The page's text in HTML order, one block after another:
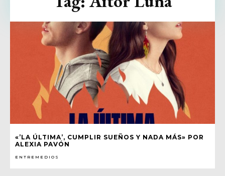
«’LA ÚLTIMA’, CUMPLIR SUEÑOS Y NADA MÁS» POR
ALEXIA PAVÓN
ENTREMEDIOS